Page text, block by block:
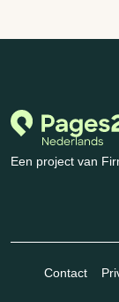
Een project van
Contact